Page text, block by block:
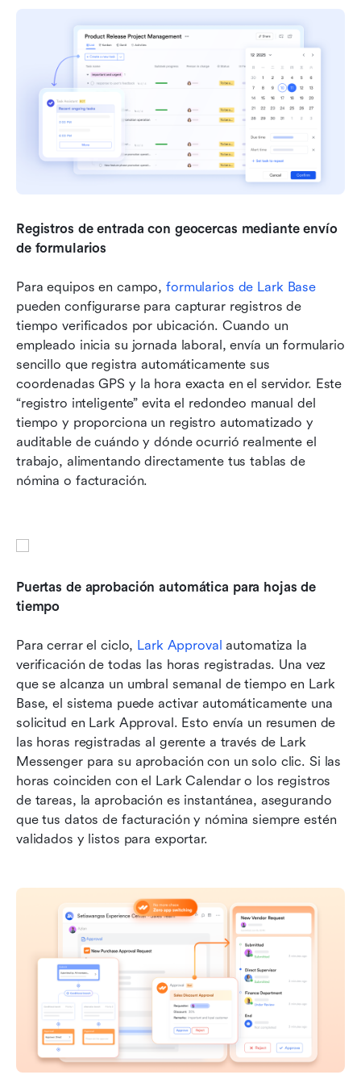
Registros de entrada con geocercas mediante envío
de formularios
Para equipos en campo, formularios de Lark Base
pueden configurarse para capturar registros de
tiempo verificados por ubicación. Cuando un
empleado inicia su jornada laboral, envía un formulario
sencillo que registra automáticamente sus
coordenadas GPS y la hora exacta en el servidor. Este
“registro inteligente” evita el redondeo manual del
tiempo y proporciona un registro automatizado y
auditable de cuándo y dónde ocurrió realmente el
trabajo, alimentando directamente tus tablas de
nómina o facturación.
Puertas de aprobación automática para hojas de
tiempo
Para cerrar el ciclo, Lark Approval automatiza la
verificación de todas las horas registradas. Una vez
que se alcanza un umbral semanal de tiempo en Lark
Base, el sistema puede activar automáticamente una
solicitud en Lark Approval. Esto envía un resumen de
las horas registradas al gerente a través de Lark
Messenger para su aprobación con un solo clic. Si las
horas coinciden con el Lark Calendar o los registros
de tareas, la aprobación es instantánea, asegurando
que tus datos de facturación y nómina siempre estén
validados y listos para exportar.